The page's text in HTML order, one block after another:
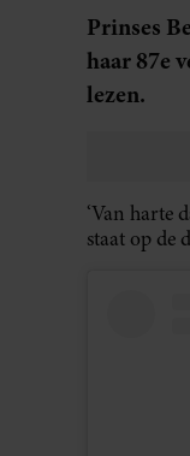
Prinses
haar 87e
lezen.
‘Van harte
staat op de